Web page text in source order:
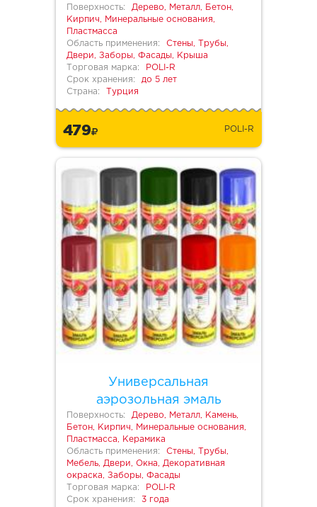
Поверхность:
Дерево, Металл, Бетон,
Кирпич, Минеральные основания,
Пластмасса
Область применения:
Стены, Трубы,
Двери, Заборы, Фасады, Крыша
Торговая марка:
POLI-R
Срок хранения:
до 5 лет
Страна:
Турция
479 POLI-R
Универсальная
аэрозольная эмаль
Поверхность:
Дерево, Металл, Камень,
Бетон, Кирпич, Минеральные основания,
Пластмасса, Керамика
Область применения:
Стены, Трубы,
Мебель, Двери, Окна, Декоративная
окраска, Заборы, Фасады
Торговая марка:
POLI-R
Срок хранения:
3 года